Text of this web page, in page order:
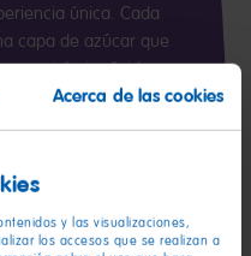
Acerca de las cookies
y las visualizaciones,
los accesos que se realizan a
única. Cada
capa de azúcar que
su interior ácido
que hará vibrar
mundo mágico de